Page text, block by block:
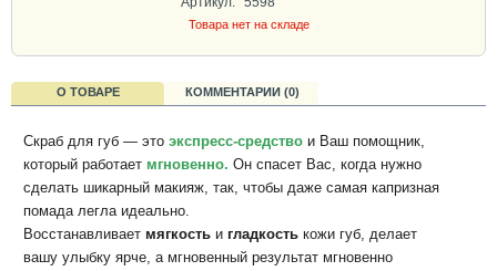
Товара нет на складе
О ТОВАРЕ КОММЕНТАРИИ (0)
Скраб для губ — это экспресс-средство и Ваш помощник,
который работает мгновенно. Он спасет Вас, когда нужно
сделать шикарный макияж, так, чтобы даже самая капризная
помада легла идеально.
Восстанавливает мягкость и гладкость кожи губ, делает
вашу улыбку ярче, а мгновенный результат мгновенно